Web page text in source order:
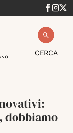
CERCA
dobbiamo